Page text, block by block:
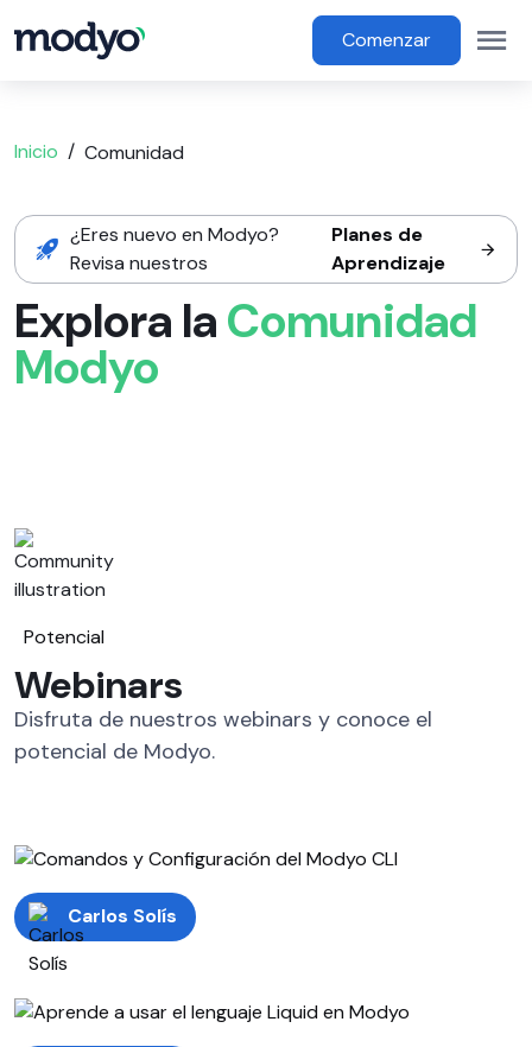
Main Menu
Comenzar
Inicio Comunidad
¿Eres nuevo en Modyo?
Revisa nuestros
Planes de
Aprendizaje
Explora laComunidad
Modyo
Potencial
Webinars
Disfruta de nuestros webinars y conoce el
potencial de Modyo.
Carlos Solís